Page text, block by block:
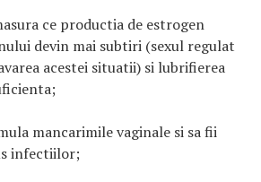
ce productia de estrogen
devin mai subtiri (sexul regulat
acestei situatii) si lubrifierea
mancarimile vaginale si sa fii
infectiilor;